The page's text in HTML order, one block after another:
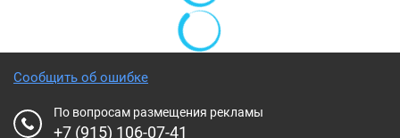
Сообщить об ошибке
По вопросам размещения рекламы
+7 (915) 106-07-41